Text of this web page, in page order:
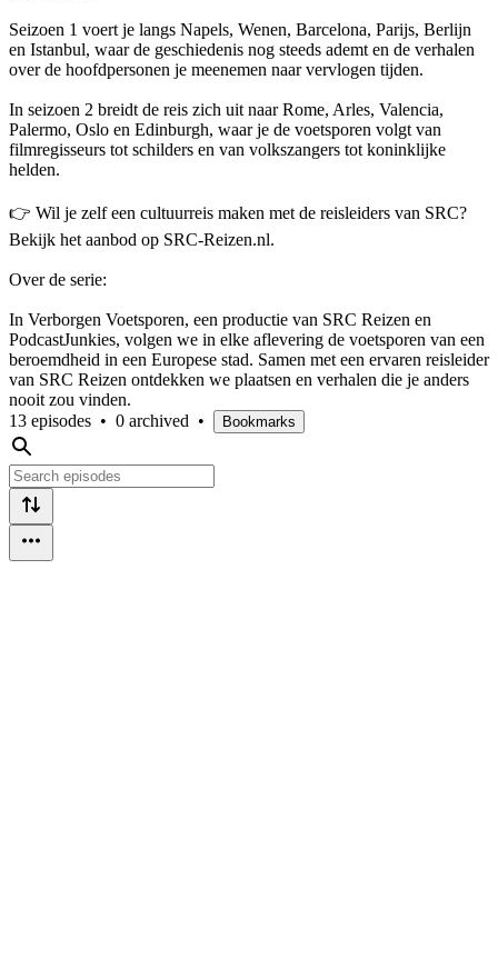
Seizoen 1 voert je langs Napels, Wenen, Barcelona, Parijs, Berlijn
en Istanbul, waar de geschiedenis nog steeds ademt en de verhalen
over de hoofdpersonen je meenemen naar vervlogen tijden.
In seizoen 2 breidt de reis zich uit naar Rome, Arles, Valencia,
Palermo, Oslo en Edinburgh, waar je de voetsporen volgt van
filmregisseurs tot schilders en van volkszangers tot koninklijke
helden.
👉 Wil je zelf een cultuurreis maken met de reisleiders van SRC?
Bekijk het aanbod op SRC-Reizen.nl.
Over de serie:
In Verborgen Voetsporen, een productie van SRC Reizen en
PodcastJunkies, volgen we in elke aflevering de voetsporen van een
beroemdheid in een Europese stad. Samen met een ervaren reisleider
van SRC Reizen ontdekken we plaatsen en verhalen die je anders
nooit zou vinden.
13 episodes • 0 archived • Bookmarks